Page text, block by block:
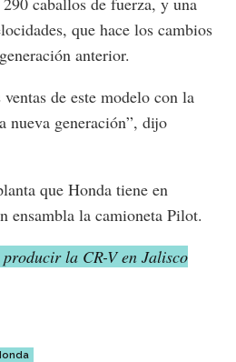
que hace los cambios
anterior.
de este modelo con la
nueva generación”, dijo
que Honda tiene en
ensambla la camioneta Pilot.
la CR-V en Jalisco